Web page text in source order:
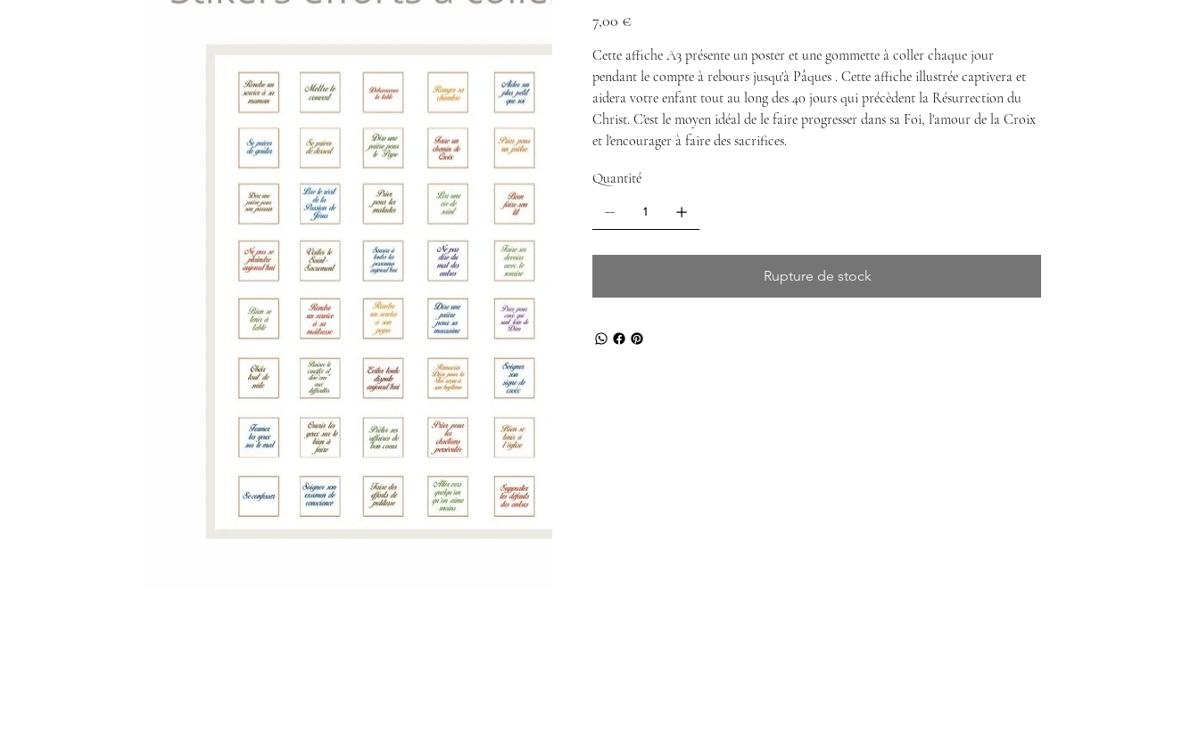
7,00 €
Cette affiche A3 présente un poster et une gommette à coller chaque jour
pendant le compte à rebours jusqu'à Pâques . Cette affiche illustrée captivera et
aidera votre enfant tout au long des 40 jours qui précèdent la Résurrection du
Christ. C'est le moyen idéal de le faire progresser dans sa Foi, l'amour de la Croix
et l'encourager à faire des sacrifices.
Quantité
Rupture de stock